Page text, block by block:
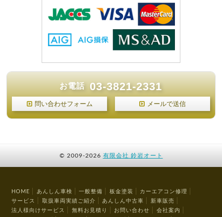
お電話 03-3821-2331
問い合わせフォーム メールで送信
© 2009-2026 有限会社 鈴岩オート
HOME あんしん車検 一般整備 板金塗装
カーエアコン修理
サービス
取扱車両実績ご紹介 あんしん中古車
新車販売
法人様向けサービス
無料お見積り お問い合わせ 会社案内